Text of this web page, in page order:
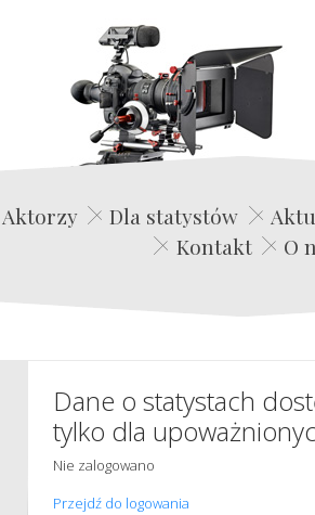
Aktorzy Dla statystów
Kontakt
O
Dane o statystach
tylko dla
Nie zalogowano
Przejdź do logowania